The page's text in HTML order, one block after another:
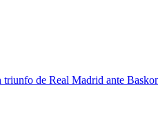
de Real Madrid ante